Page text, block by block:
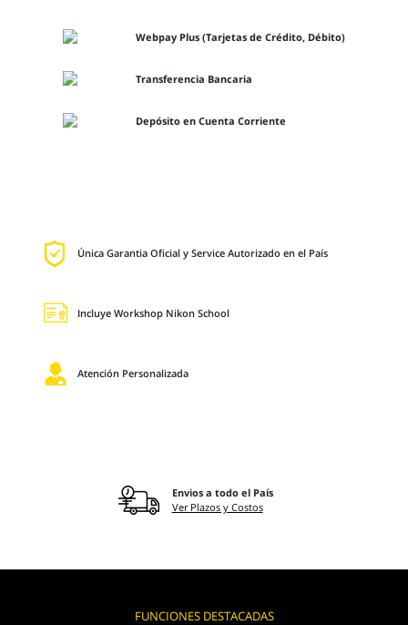
Webpay Plus (Tarjetas de Crédito, Débito)
Transferencia Bancaria
Depósito en Cuenta Corriente
Única Garantia Oficial y Service Autorizado en el País
Incluye Workshop Nikon School
Atención Personalizada
Envios a todo el País
Ver Plazos y Costos
FUNCIONES DESTACADAS